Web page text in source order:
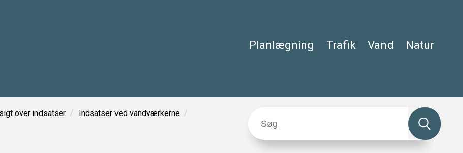
Planlægning Trafik Vand Natur
over indsatser / Indsatser ved vandværkerne /